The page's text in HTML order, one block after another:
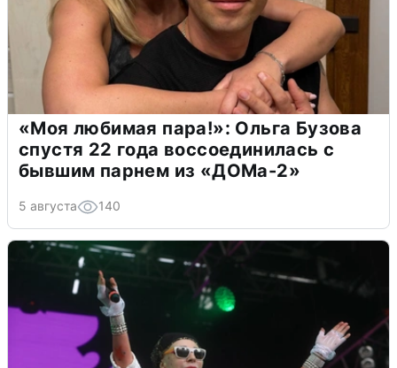
«Моя любимая пара!»: Ольга Бузова
спустя 22 года воссоединилась с
бывшим парнем из «ДОМа-2»
5 августа 140